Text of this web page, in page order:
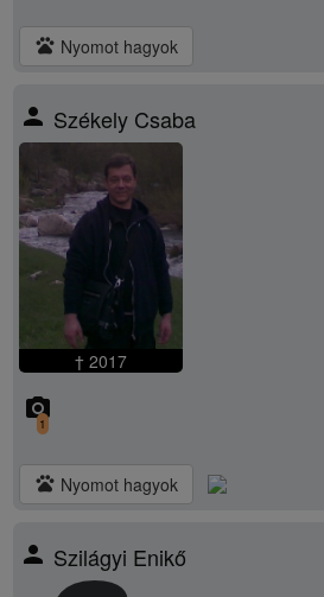
pets Nyomot hagyok
person Székely Csaba
† 2017
camera_alt
1
pets Nyomot hagyok
person Szilágyi Enikő